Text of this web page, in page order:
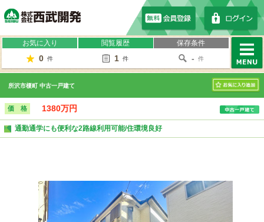
お気に入り
0 件
閲覧履歴
1 件
保存条件
- 件
MENU
所沢市榎町 中古一戸建て
お気に入り
価 格 1380万円
通勤通学にも便利な2路線利用可能/住環境良好